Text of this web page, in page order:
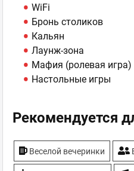
WiFi
Бронь столиков
Кальян
Лаунж-зона
Мафия (ролевая игра)
Настольные игры
Рекомендуется
Веселой вечеринки